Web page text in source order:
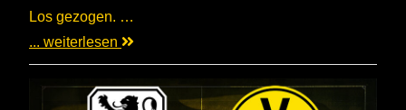
Los gezogen. …
... weiterlesen